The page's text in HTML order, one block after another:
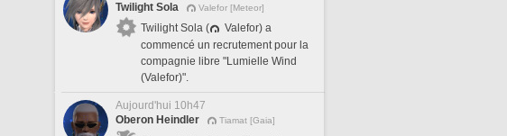
Twilight Sola
Valefor [Meteor]
Twilight Sola (
Valefor) a
commencé un recrutement pour la
compagnie libre "Lumielle Wind
(Valefor)".
Aujourd'hui 10h47
Oberon Heindler
Tiamat [Gaia]